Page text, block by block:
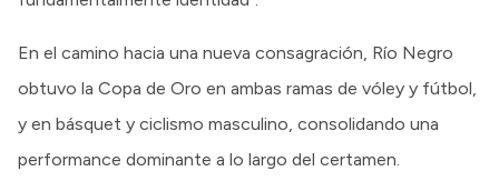
En el camino hacia una nueva consagración, Río Negro
obtuvo la Copa de Oro en ambas ramas de vóley y fútbol,
y en básquet y ciclismo masculino, consolidando una
performance dominante a lo largo del certamen.